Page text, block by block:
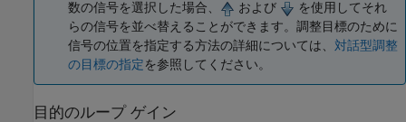
数の信号を選択した場合、
および
を使用してそれ
らの信号を並べ替えることができます。調整目標のために
信号の位置を指定する方法の詳細については、 対話型調整
の目標の指定を参照してください。
目的のループ ゲイン